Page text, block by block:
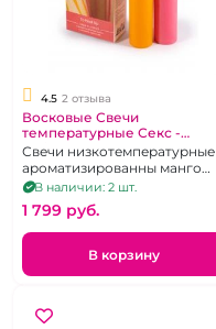
4.5 2 отзыва
Восковые Свечи
температурные Секс -
набор из 2 штук "Wax Play"
To heat up
Свечи низкотемпературные
ароматизированны манго
55-60 градусов, с
пряностями 45-50
В наличии: 2 шт.
1 799 pуб.
В корзину